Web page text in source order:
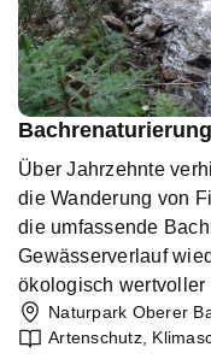
Über Jahrzehnte
die Wanderung von
die umfassende
Gewässerverlauf
ökologisch wertvoller
Naturpark Oberer
Artenschutz,